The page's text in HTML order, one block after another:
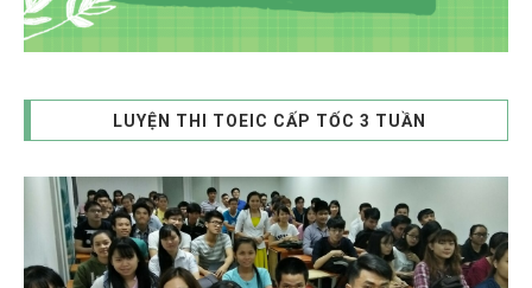
LUYỆN THI TOEIC CẤP TỐC 3 TUẦN